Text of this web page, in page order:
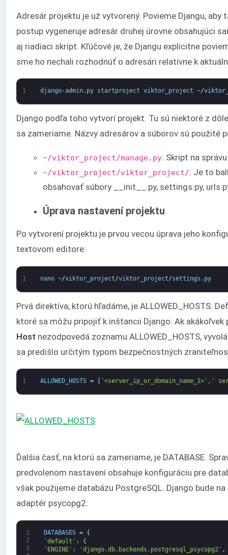
Adresár projektu je už vytvorený. Povieme Djangu,
postup vygeneruje adresár druhej úrovne obsahujúci
aj riadiaci skript. Kľúčové je, že Djangu explicitne
sme ho nechali rozhodnúť o adresári relatívne k
1 django-admin. py startproject viktor_project ~/
Django podľa toho vytvorí projekt. Tu sú niektoré z
sa zameriame. Názvy adresárov a súborov sú použité
~/viktor_project/manage.py: Skript na
~/viktor_project/viktor_project/: Je to
obsahovať súbory __init__.py, settings.py,
Úprava nastavení projektu
Po vytvorení projektu je prvou vecou úprava jeho
textovom editore:
1 nano ~/viktor_project/viktor_project/settings . py
Prvá direktíva, ktorú hľadáme, je ALLOWED_HOSTS.
ktoré sa môžu pripojiť k inštancii Django. Ak
Host nezodpovedá zoznamu ALLOWED_HOSTS,
sa predišlo určitým typom bezpečnostných
1 ALLOWED_HOSTS = '<server_ip_or_domain_name_1>' , '
Ďalšia časť, na ktorú sa zameriame, je DATABASE.
predvolenom nastavení obsahuje konfiguráciu pre
však použijeme databázu PostgreSQL. Django bude
adaptér psycopg2:
1
2
3
DATABASES =
{
'default' :
{
'ENGINE' : 'django.db.backends.postgresql_psycopg2' ,